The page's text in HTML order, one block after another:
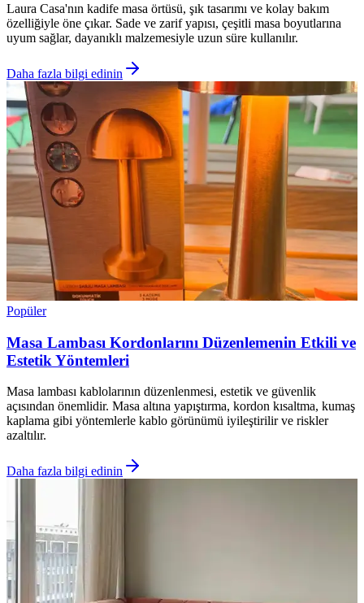
Laura Casa'nın kadife masa örtüsü, şık tasarımı ve kolay bakım
özelliğiyle öne çıkar. Sade ve zarif yapısı, çeşitli masa boyutlarına
uyum sağlar, dayanıklı malzemesiyle uzun süre kullanılır.
Daha fazla bilgi edinin
Popüler
Masa Lambası Kordonlarını Düzenlemenin Etkili ve
Estetik Yöntemleri
Masa lambası kablolarının düzenlenmesi, estetik ve güvenlik
açısından önemlidir. Masa altına yapıştırma, kordon kısaltma, kumaş
kaplama gibi yöntemlerle kablo görünümü iyileştirilir ve riskler
azaltılır.
Daha fazla bilgi edinin